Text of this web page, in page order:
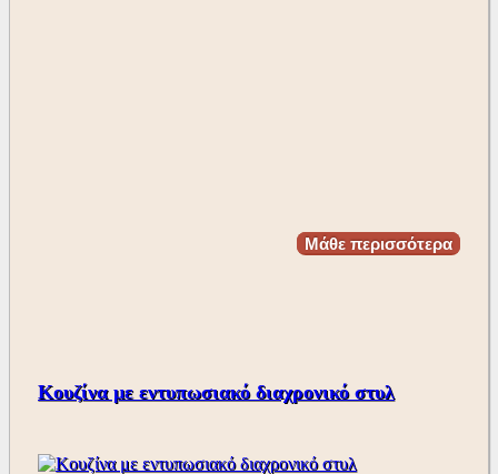
Μάθε περισσότερα
Κουζίνα με εντυπωσιακό διαχρονικό στυλ